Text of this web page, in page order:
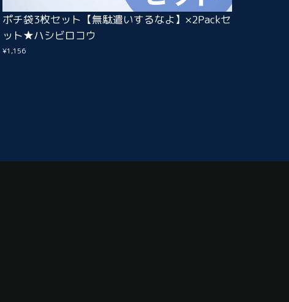
ポチ袋3枚セット【無駄遣いするなよ】×2Packセ
ット★ハシビロコウ
¥1,156